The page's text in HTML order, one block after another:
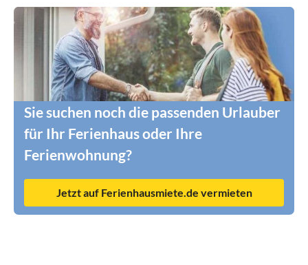
Sie suchen noch die passenden Urlauber
für Ihr Ferienhaus oder Ihre
Ferienwohnung?
Jetzt auf Ferienhausmiete.de vermieten